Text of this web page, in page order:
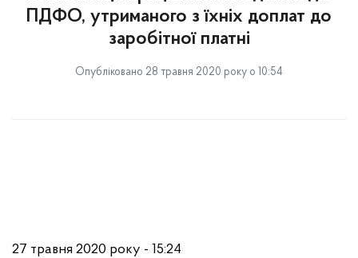
ПДФО, утриманого з їхніх доплат до
заробітної платні
Опубліковано 28 травня 2020 року о 10:54
27 травня 2020 року - 15:24